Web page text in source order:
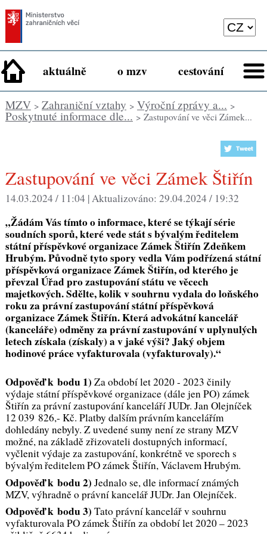
aktuálně o mzv cestování
MZV> Zahraniční vztahy > Výroční zprávy a... >
Poskytnuté informace dle... > Zastupování ve věci Zámek...
Zastupování ve věci Zámek Štiřín
14.03.2024 / 11:04 |Aktualizováno: 29.04.2024 / 19:32
„Žádám Vás tímto o informace, které se týkají série
soudních sporů, které vede stát s bývalým ředitelem
státní příspěvkové organizace Zámek Štiřín Zdeňkem
Hrubým. Původně tyto spory vedla Vám podřízená státní
příspěvková organizace Zámek Štiřín, od kterého je
převzal Úřad pro zastupování státu ve věcech
majetkových. Sdělte, kolik v souhrnu vydala do loňského
roku za právní zastupování státní příspěvková
organizace Zámek Štiřín. Která advokátní kancelář
(kanceláře) odměny za právní zastupování v uplynulých
letech získala (získaly) a v jaké výši? Jaký objem
hodinové práce vyfakturovala (vyfakturovaly).“
Odpověď k bodu 1) Za období let 2020 - 2023 činily
výdaje státní příspěvkové organizace (dále jen PO) zámek
Štiřín za právní zastupování kanceláří JUDr. Jan Olejníček
12 039 826,- Kč. Platby dalším právním kancelářím
dohledány nebyly. Z uvedené sumy není ze strany MZV
možné, na základě zřizovateli dostupných informací,
vyčlenit výdaje za zastupování, konkrétně ve sporech s
bývalým ředitelem PO zámek Štiřín, Václavem Hrubým.
Odpověď k bodu 2) Jednalo se, dle informací známých
MZV, výhradně o právní kancelář JUDr. Jan Olejníček.
Odpověď k bodu 3) Tato právní kancelář v souhrnu
vyfakturovala PO zámek Štiřín za období let 2020 – 2023